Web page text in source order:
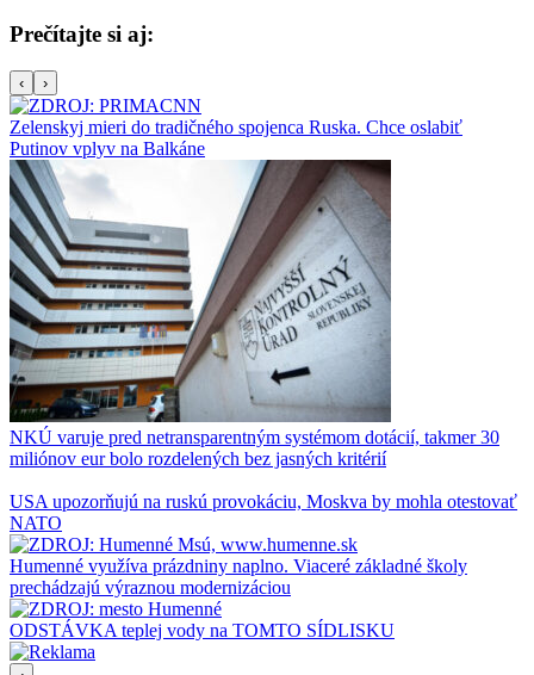
Prečítajte si aj:
‹ ›
Zelenskyj mieri do tradičného spojenca Ruska. Chce oslabiť
Putinov vplyv na Balkáne
NKÚ varuje pred netransparentným systémom dotácií, takmer 30
miliónov eur bolo rozdelených bez jasných kritérií
USA upozorňujú na ruskú provokáciu, Moskva by mohla otestovať
NATO
Humenné využíva prázdniny naplno. Viaceré základné školy
prechádzajú výraznou modernizáciou
ODSTÁVKA teplej vody na TOMTO SÍDLISKU